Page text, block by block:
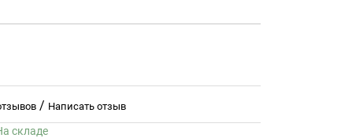
/ Написать отзыв
складе